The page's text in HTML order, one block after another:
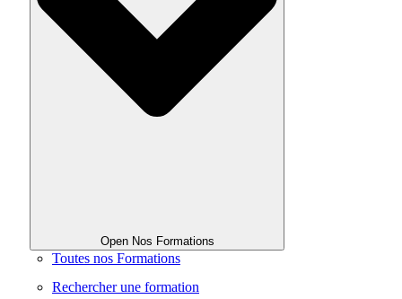
Open Nos Formations
Toutes nos Formations
Rechercher une formation